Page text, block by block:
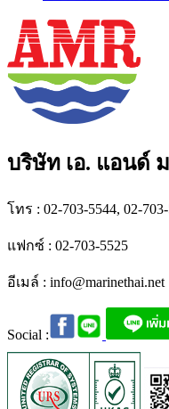
บริษัท เอ. แอนด์
โทร : 02-703-5544, 02-
แฟกซ์ : 02-703-5525
อีเมล์ : info@marinethai.net
Social :